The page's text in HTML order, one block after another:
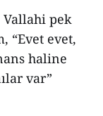
Vallahi pek
“Evet evet,
haline
var”